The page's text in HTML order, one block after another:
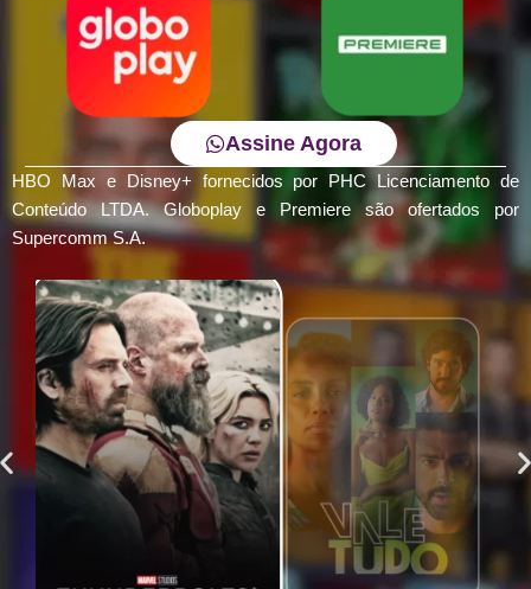
Assine Agora
HBO Max e Disney+ fornecidos por PHC Licenciamento de
Conteúdo LTDA. Globoplay e Premiere são ofertados por
Supercomm S.A.